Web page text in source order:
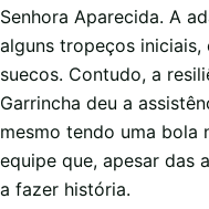
Senhora Aparecida. A
alguns tropeços
suecos. Contudo, a
Garrincha deu a
mesmo tendo uma bola
equipe que, apesar das
a fazer história.